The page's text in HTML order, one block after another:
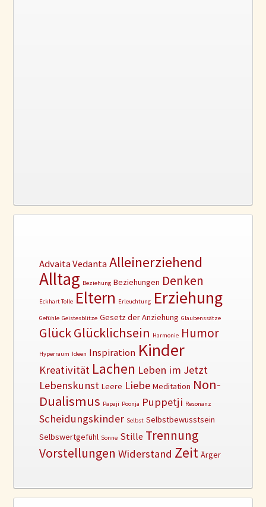
Advaita Vedanta Alleinerziehend
Alltag Beziehung Beziehungen Denken
Eckhart Tolle Eltern Erleuchtung Erziehung
Gefühle Geistesblitze Gesetz der Anziehung Glaubenssätze
GlückGlücklichsein Harmonie Humor
Hyperraum Ideen Inspiration Kinder
Kreativität Lachen Leben im Jetzt
Lebenskunst Leere Liebe Meditation Non-
Dualismus Papaji Poonja Puppetji Resonanz
Scheidungskinder Selbst Selbstbewusstsein
Selbswertgefühl Sonne Stille Trennung
Vorstellungen Widerstand Zeit Ärger